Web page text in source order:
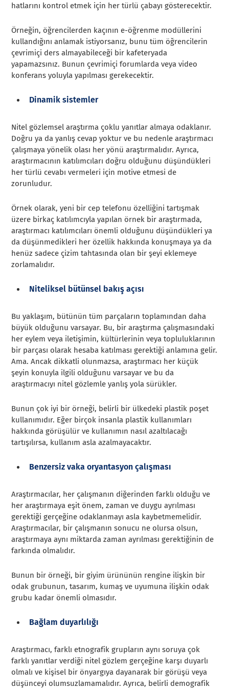
hatlarını kontrol etmek için her türlü çabayı gösterecektir.
Örneğin, öğrencilerden kaçının e-öğrenme modüllerini
kullandığını anlamak istiyorsanız, bunu tüm öğrencilerin
çevrimiçi ders almayabileceği bir kafeteryada
yapamazsınız. Bunun çevrimiçi forumlarda veya video
konferans yoluyla yapılması gerekecektir.
Dinamik sistemler
Nitel gözlemsel araştırma çoklu yanıtlar almaya odaklanır.
Doğru ya da yanlış cevap yoktur ve bu nedenle araştırmacı
çalışmaya yönelik olası her yönü araştırmalıdır. Ayrıca,
araştırmacının katılımcıları doğru olduğunu düşündükleri
her türlü cevabı vermeleri için motive etmesi de
zorunludur.
Örnek olarak, yeni bir cep telefonu özelliğini tartışmak
üzere birkaç katılımcıyla yapılan örnek bir araştırmada,
araştırmacı katılımcıları önemli olduğunu düşündükleri ya
da düşünmedikleri her özellik hakkında konuşmaya ya da
henüz sadece çizim tahtasında olan bir şeyi eklemeye
zorlamalıdır.
Niteliksel bütünsel bakış açısı
Bu yaklaşım, bütünün tüm parçaların toplamından daha
büyük olduğunu varsayar. Bu, bir araştırma çalışmasındaki
her eylem veya iletişimin, kültürlerinin veya topluluklarının
bir parçası olarak hesaba katılması gerektiği anlamına gelir.
Ama. Ancak dikkatli olunmazsa, araştırmacı her küçük
şeyin konuyla ilgili olduğunu varsayar ve bu da
araştırmacıyı nitel gözlemle yanlış yola sürükler.
Bunun çok iyi bir örneği, belirli bir ülkedeki plastik poşet
kullanımıdır. Eğer birçok insanla plastik kullanımları
hakkında görüşülür ve kullanımın nasıl azaltılacağı
tartışılırsa, kullanım asla azalmayacaktır.
Benzersiz vaka oryantasyon çalışması
Araştırmacılar, her çalışmanın diğerinden farklı olduğu ve
her araştırmaya eşit önem, zaman ve duygu ayrılması
gerektiği gerçeğine odaklanmayı asla kaybetmemelidir.
Araştırmacılar, bir çalışmanın sonucu ne olursa olsun,
araştırmaya aynı miktarda zaman ayrılması gerektiğinin de
farkında olmalıdır.
Bunun bir örneği, bir giyim ürününün rengine ilişkin bir
odak grubunun, tasarım, kumaş ve uyumuna ilişkin odak
grubu kadar önemli olmasıdır.
Bağlam duyarlılığı
Araştırmacı, farklı etnografik grupların aynı soruya çok
farklı yanıtlar verdiği nitel gözlem gerçeğine karşı duyarlı
olmalı ve kişisel bir önyargıya dayanarak bir görüşü veya
düşünceyi olumsuzlamamalıdır. Ayrıca, belirli demografik